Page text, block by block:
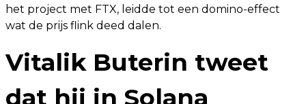
het project met FTX, leidde tot een domino-effect
wat de prijs flink deed dalen.
Vitalik Buterin tweet
dat hij in Solana